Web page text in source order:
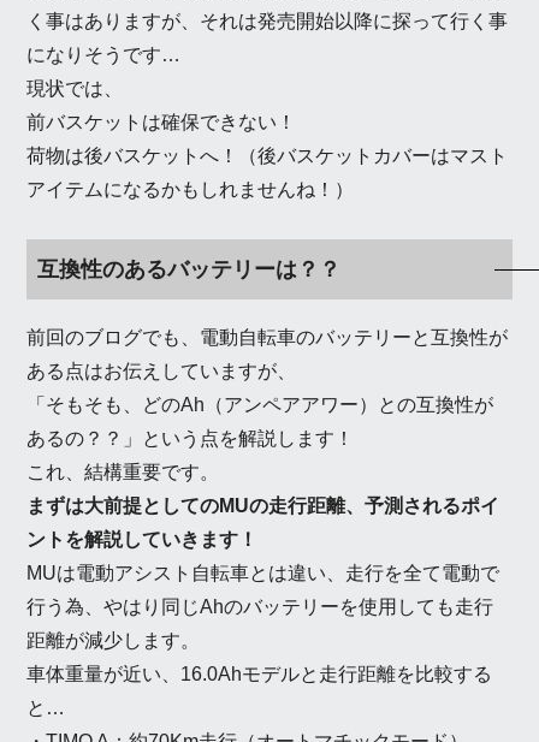
く事はありますが、それは発売開始以降に探って行く事
になりそうです…
現状では、
前バスケットは確保できない！
荷物は後バスケットへ！（後バスケットカバーはマスト
アイテムになるかもしれませんね！）
互換性のあるバッテリーは？？
前回のブログでも、電動自転車のバッテリーと互換性が
ある点はお伝えしていますが、
「そもそも、どのAh（アンペアアワー）との互換性が
あるの？？」という点を解説します！
これ、結構重要です。
まずは大前提としてのMUの走行距離、予測されるポイ
ントを解説していきます！
MUは電動アシスト自転車とは違い、走行を全て電動で
行う為、やはり同じAhのバッテリーを使用しても走行
距離が減少します。
車体重量が近い、16.0Ahモデルと走行距離を比較する
と…